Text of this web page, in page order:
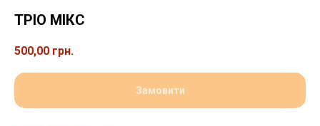
ТРІО МІКС
500,00 грн.
Замовити